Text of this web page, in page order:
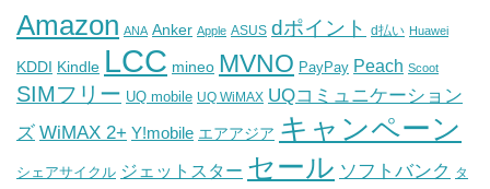
Amazon ANA Anker Apple ASUS dポイント d払い Huawei
KDDI Kindle LCC mineo MVNO PayPay Peach Scoot
SIMフリー UQ mobile UQ WiMAX UQコミュニケーション
ズ WiMAX 2+ Y!mobile エアアジア キャンペーン
シェアサイクル ジェットスター セール ソフトバンク タ